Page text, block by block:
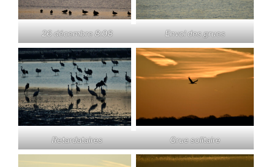
26 décembre 8:08 Envol des grues
Retardataires Grue solitaire